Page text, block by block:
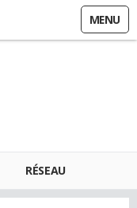
MENU
RÉSEAU